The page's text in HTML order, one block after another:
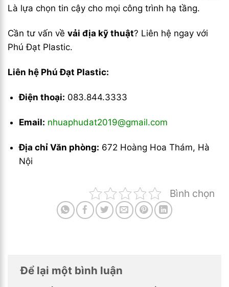
Là lựa chọn tin cậy cho mọi công trình hạ tầng.
Cần tư vấn về vải địa kỹ thuật? Liên hệ ngay với
Phú Đạt Plastic.
Liên hệ Phú Đạt Plastic:
Điện thoại: 083.844.3333
Email: nhuaphudat2019@gmail.com
Địa chỉ Văn phòng: 672 Hoàng Hoa Thám, Hà
Nội
Bình chọn
Để lại một bình luận